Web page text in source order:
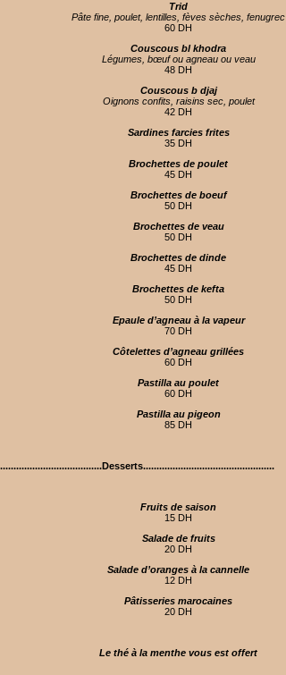
Trid
Pâte fine, poulet, lentilles, fèves sèches, fenugrec
60 DH
Couscous bl khodra
Légumes, bœuf ou agneau ou veau
48 DH
Couscous b djaj
Oignons confits, raisins sec, poulet
42 DH
Sardines farcies frites
35 DH
Brochettes de poulet
45 DH
Brochettes de boeuf
50 DH
Brochettes de veau
50 DH
Brochettes de dinde
45 DH
Brochettes de kefta
50 DH
Epaule d’agneau à la vapeur
70 DH
Côtelettes d’agneau grillées
60 DH
Pastilla au poulet
60 DH
Pastilla au pigeon
85 DH
Fruits de saison
15 DH
Salade de fruits
20 DH
Salade d’oranges à la cannelle
12 DH
Pâtisseries marocaines
20 DH
Le thé à la menthe vous est offert